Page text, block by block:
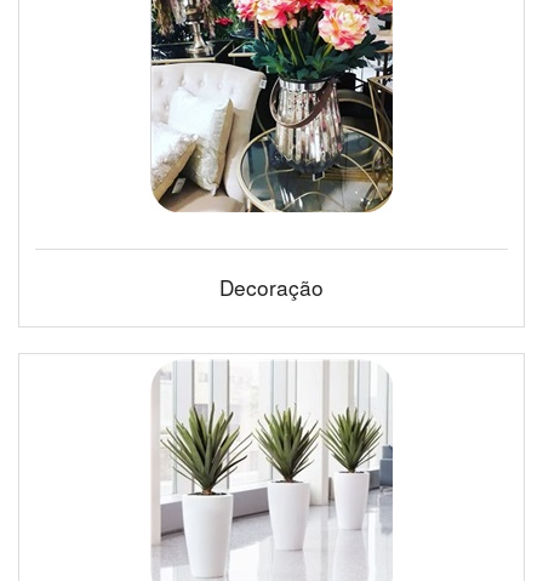
Decoração